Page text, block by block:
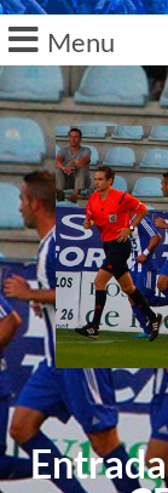
Menu